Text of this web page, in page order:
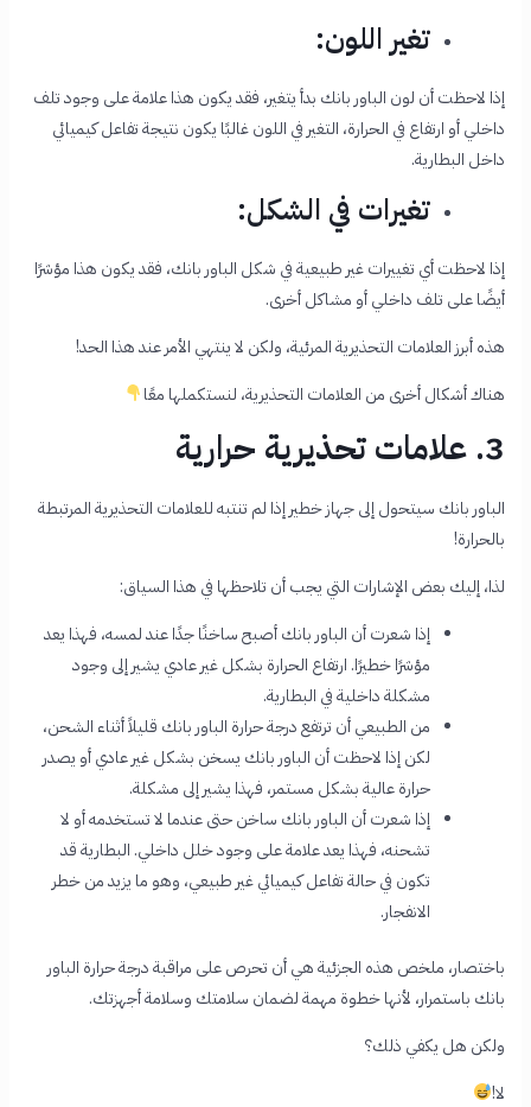
تغير اللون:
إذا لاحظت أن لون الباور بانك بدأ يتغير، فقد يكون هذا علامة على وجود تلف
داخلي أو ارتفاع في الحرارة، التغير في اللون غالبًا يكون نتيجة تفاعل كيميائي
داخل البطارية.
تغيرات في الشكل:
إذا لاحظت أي تغييرات غير طبيعية في شكل الباور بانك، فقد يكون هذا مؤشرًا
أيضًا على تلف داخلي أو مشاكل أخرى.
هذه أبرز العلامات التحذيرية المرئية، ولكن لا ينتهي الأمر عند هذا الحد!
هناك أشكال أخرى من العلامات التحذيرية، لنستكملها معًا
3. علامات تحذيرية حرارية
الباور بانك سيتحول إلى جهاز خطير إذا لم تنتبه للعلامات التحذيرية المرتبطة
بالحرارة!
لذا، إليك بعض الإشارات التي يجب أن تلاحظها في هذا السياق:
إذا شعرت أن الباور بانك أصبح ساخنًا جدًا عند لمسه، فهذا يعد
مؤشرًا خطيرًا. ارتفاع الحرارة بشكل غير عادي يشير إلى وجود
مشكلة داخلية في البطارية.
من الطبيعي أن ترتفع درجة حرارة الباور بانك قليلاً أثناء الشحن،
لكن إذا لاحظت أن الباور بانك يسخن بشكل غير عادي أو يصدر
حرارة عالية بشكل مستمر، فهذا يشير إلى مشكلة.
إذا شعرت أن الباور بانك ساخن حتى عندما لا تستخدمه أو لا
تشحنه، فهذا يعد علامة على وجود خلل داخلي. البطارية قد
تكون في حالة تفاعل كيميائي غير طبيعي، وهو ما يزيد من خطر
الانفجار.
باختصار، ملخص هذه الجزئية هي أن تحرص على مراقبة درجة حرارة الباور
بانك باستمرار، لأنها خطوة مهمة لضمان سلامتك وسلامة أجهزتك.
ولكن هل يكفي ذلك؟
لا!